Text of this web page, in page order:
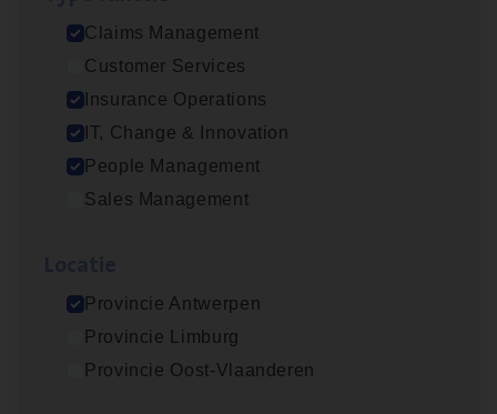
Claims Management
Customer Services
Insurance Operations
IT, Change & Innovation
People Management
Sales Management
Provincie Antwerpen
Provincie Limburg
Provincie Oost-Vlaanderen
Test Ana­lyst
IT, Change & Innovation
Antwerpen
Scha­de Expert Fleet
Busi­ness Analyst